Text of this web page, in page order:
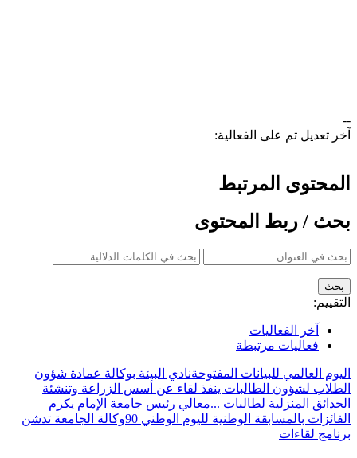
تعديل تم على الفعالية:
المرتبط
/ ربط المحتوى
آخر الفعاليات
فعاليات مرتبطة
العالمي للبيانات المفتوحةنادي البيئة بوكالة عمادة شؤون
لشؤون الطالبات ينفذ لقاء عن أسس الزراعة وتنشئة
المنزلية لطالبات ...معالي رئيس جامعة الإمام يكرم
بالمسابقة الوطنية لليوم الوطني 90
وكالة الجامعة تدشن
لقاءات